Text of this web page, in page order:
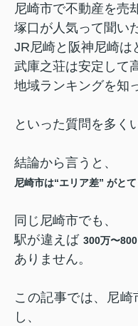
尼崎市で不動産を売
塚口が人気って聞い
JR尼崎と阪神尼崎は
武庫之荘は安定して
地域ランキングを知
といった質問を多く
結論から言うと、
尼崎市は“エリア差” がと
同じ尼崎市でも、
駅が違えば 300万〜
ありません。
この記事では、尼
し、